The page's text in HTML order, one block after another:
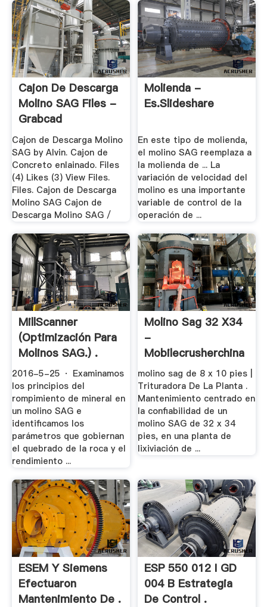
Cajon De Descarga
Molino SAG Files -
Grabcad
Cajon de Descarga Molino
SAG by Alvin. Cajon de
Concreto enlainado. Files
(4) Likes (3) View Files.
Files. Cajon de Descarga
Molino SAG Cajon de
Descarga Molino SAG /
Molienda -
Es.slideshare
En este tipo de molienda,
el molino SAG reemplaza a
la molienda de ... La
variación de velocidad del
molino es una importante
variable de control de la
operación de ...
MillScanner
(optimización Para
Molinos SAG.) .
2016-5-25 · Examinamos
los principios del
rompimiento de mineral en
un molino SAG e
identificamos los
parámetros que gobiernan
el quebrado de la roca y el
rendimiento ...
Molino Sag 32 X34
-
Mobilecrusherchina
molino sag de 8 x 10 pies |
Trituradora De La Planta .
Mantenimiento centrado en
la confiabilidad de un
molino SAG de 32 x 34
pies, en una planta de
lixiviación de ...
ESEM Y Siemens
Efectuaron
Mantenimiento De .
ESP 550 012 I GD
004 B Estrategia
De Control .